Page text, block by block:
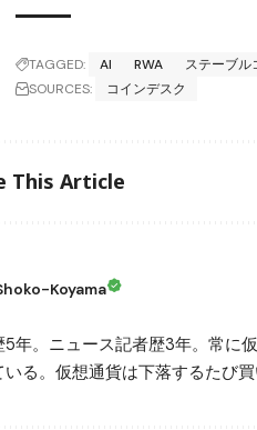
TAGGED: AI RWA
ステーブル
SOURCES:
コインデスク
This Article
Koyama
年。ニュース記者歴3年。常に
いる。仮想通貨は下落するたび